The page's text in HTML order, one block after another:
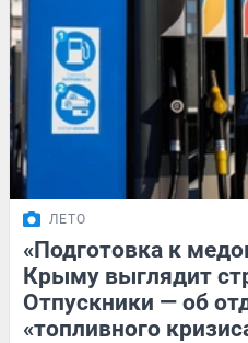
ЛЕТО
«Подготовка к
Крыму выглядит
Отпускники — об
«топливного